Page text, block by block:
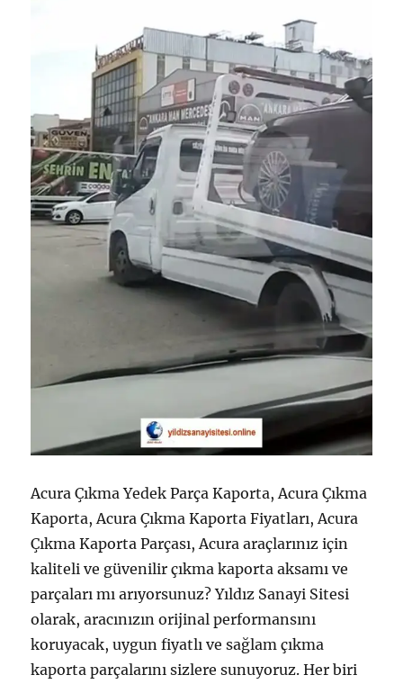
Acura Çıkma Yedek Parça Kaporta, Acura Çıkma
Kaporta, Acura Çıkma Kaporta Fiyatları, Acura
Çıkma Kaporta Parçası, Acura araçlarınız için
kaliteli ve güvenilir çıkma kaporta aksamı ve
parçaları mı arıyorsunuz? Yıldız Sanayi Sitesi
olarak, aracınızın orijinal performansını
koruyacak, uygun fiyatlı ve sağlam çıkma
kaporta parçalarını sizlere sunuyoruz. Her biri